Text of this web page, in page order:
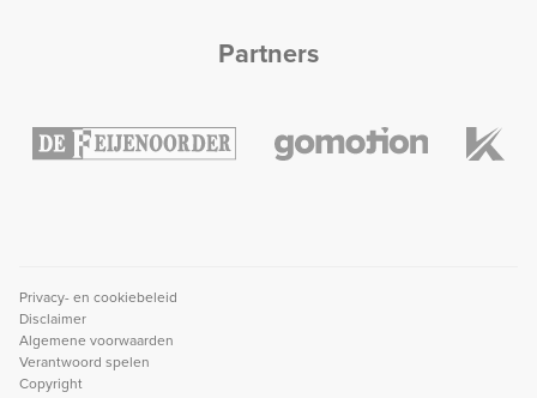
Partners
Privacy- en cookiebeleid
Disclaimer
Algemene voorwaarden
Verantwoord spelen
Copyright